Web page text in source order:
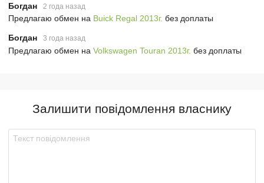
Богдан 2 года назад
Предлагаю обмен на Buick Regal 2013г. без доплаты
Богдан 3 года назад
Предлагаю обмен на Volkswagen Touran 2013г. без доплаты
Залишити повідомлення власнику